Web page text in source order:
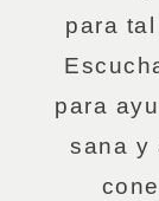
para
para
sana y